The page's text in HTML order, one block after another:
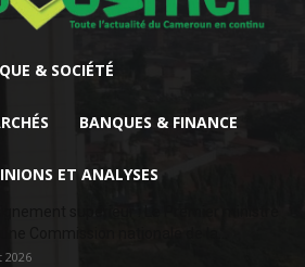
& SOCIÉTÉ
BANQUES & FINANCE
ET ANALYSES
2026